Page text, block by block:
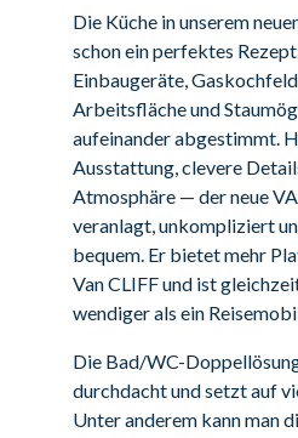
Die Küche in unserem
schon ein perfektes
Einbaugeräte,
Arbeitsfläche und
aufeinander abgestimmt.
Ausstattung, clevere
Atmosphäre — der neue
veranlagt, unkompliziert
bequem. Er bietet mehr
Van CLIFF und ist
wendiger als ein
Die Bad/WC-
durchdacht und setzt auf
Unter anderem kann man